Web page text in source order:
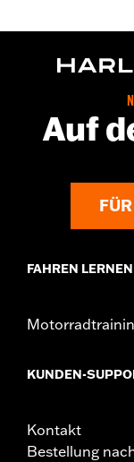
Auf
FAHREN LERNEN
KUNDEN-
Kontakt
Bestellung